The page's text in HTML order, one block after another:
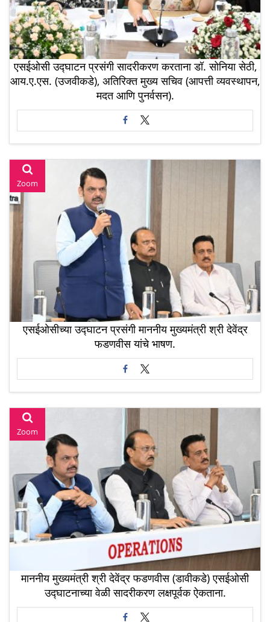
एसईओसी उद्घाटन प्रसंगी सादरीकरण करताना डॉ. सोनिया सेठी,
आय.ए.एस. (उजवीकडे), अतिरिक्त मुख्य सचिव (आपत्ती व्यवस्थापन,
मदत आणि पुनर्वसन).
Zoom
एसईओसीच्या उद्घाटन प्रसंगी माननीय मुख्यमंत्री श्री देवेंद्र
फडणवीस यांचे भाषण.
Zoom
माननीय मुख्यमंत्री श्री देवेंद्र फडणवीस (डावीकडे) एसईओसी
उद्घाटनाच्या वेळी सादरीकरण लक्षपूर्वक ऐकताना.